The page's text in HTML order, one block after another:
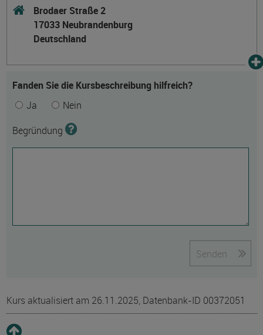
Brodaer Straße 2
17033 Neubrandenburg
Deutschland
Fanden Sie die Kursbeschreibung hilfreich?
Ja
Nein
Begründung
Senden
Kurs aktualisiert am 26.11.2025, Datenbank-ID 00372051